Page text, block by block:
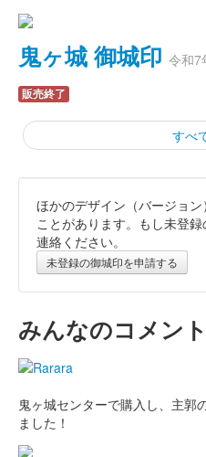
鬼ヶ城 御城印 令和7
販売終了
すべ
鬼ヶ城 御城印 世界
鬼ヶ城 御城印
世界
①
鬼ヶ城 御城印
ほかのデザイン（バージョ
ことがあります。もし未登
連絡ください。
未登録の御城印を申請する
みんなのコメント
鬼ヶ城センターで購入し、主郭
ました！